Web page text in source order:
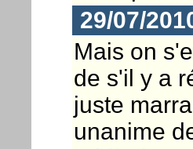
29/07/
Mais on
de s'il y a
juste
unanime